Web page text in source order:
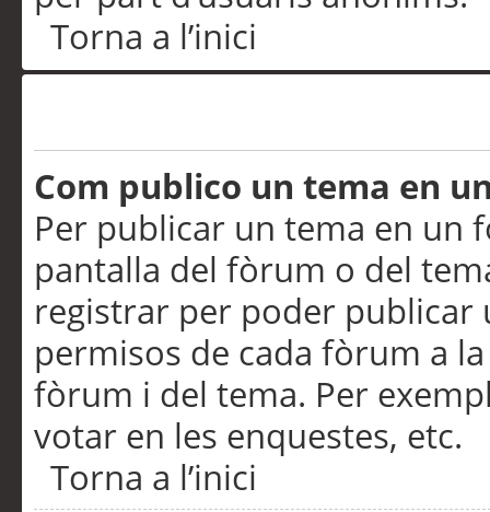
Torna a l’inici
Com publico un tema en
Per publicar un tema en un
pantalla del fòrum o del
registrar per poder publicar
permisos de cada fòrum a
fòrum i del tema. Per
votar en les enquestes, etc.
Torna a l’inici